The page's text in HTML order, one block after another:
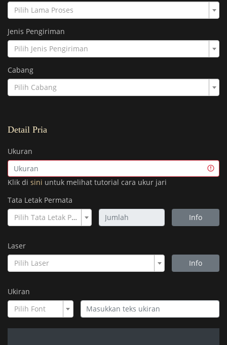
Pilih Lama Proses
Jenis Pengiriman
Pilih Jenis Pengiriman
Cabang
Pilih Cabang
Detail Pria
Ukuran
Klik di sini untuk melihat tutorial cara ukur jari
Tata Letak Permata
Pilih Tata Letak Permata
Info
Laser
Pilih Laser
Info
Ukiran
Pilih Font